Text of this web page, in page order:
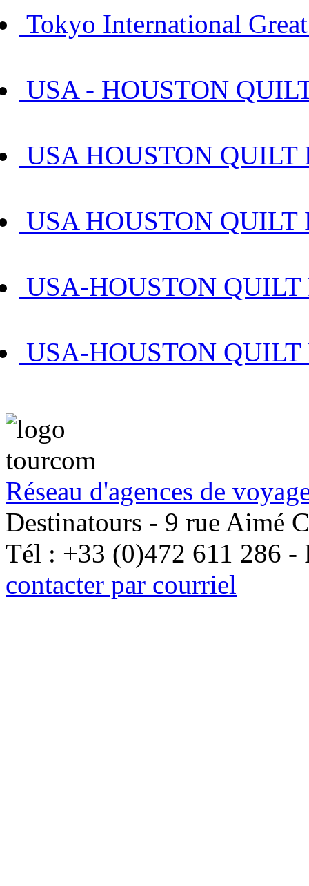
Tokyo International
USA - HOUSTON
USA HOUSTON QUILT
USA HOUSTON QUILT
USA-HOUSTON
USA-HOUSTON
Réseau d'agences de
Destinatours - 9 rue Aimé
Tél : +33 (0)472 611 286
contacter par courriel